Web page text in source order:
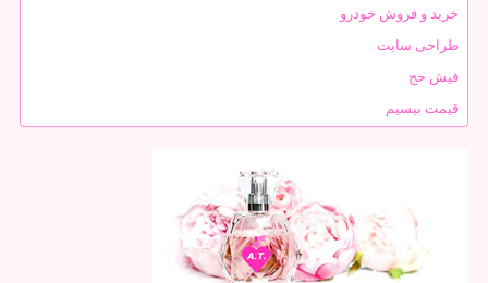
خرید و فروش خودرو
طراحی سایت
فیش حج
قیمت بیسیم